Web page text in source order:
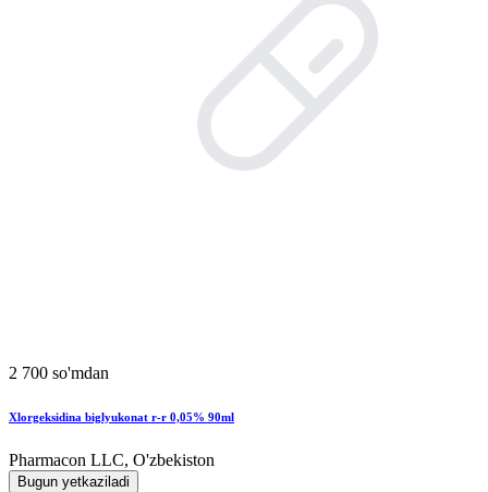
2 700 so'mdan
Xlorgeksidina biglyukonat r-r 0,05% 90ml
Pharmacon LLC, O'zbekiston
Bugun yetkaziladi